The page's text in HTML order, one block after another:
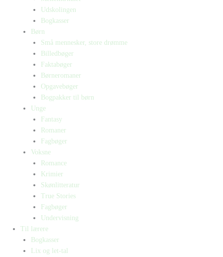
Udskolingen
Bogkasser
Børn
Små mennesker, store drømme
Billedbøger
Faktabøger
Børneromaner
Opgavebøger
Bogpakker til børn
Unge
Fantasy
Romaner
Fagbøger
Voksne
Romance
Krimier
Skønlitteratur
True Stories
Fagbøger
Undervisning
Til lærere
Bogkasser
Lix og let-tal